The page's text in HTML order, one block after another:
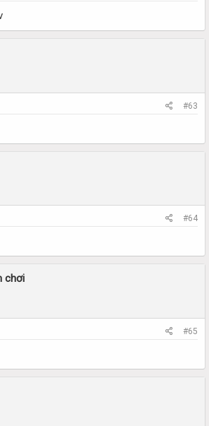
#63
#64
chơi
#65